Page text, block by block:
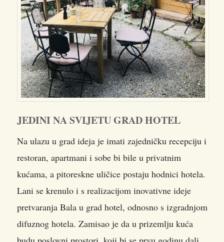
JEDINI NA SVIJETU GRAD HOTEL
Na ulazu u grad ideja je imati zajedničku recepciju i
restoran, apartmani i sobe bi bile u privatnim
kućama, a pitoreskne uličice postaju hodnici hotela.
Lani se krenulo i s realizacijom inovativne ideje
pretvaranja Bala u grad hotel, odnosno s izgradnjom
difuznog hotela. Zamisao je da u prizemlju kuća